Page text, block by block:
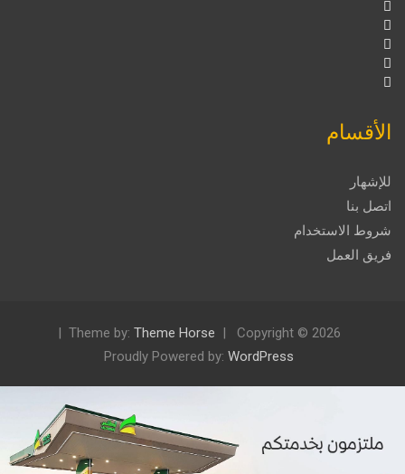
الأقسام
للإشهار
اتصل بنا
شروط الاستخدام
فريق العمل
Copyright © 2026
Theme by: Theme Horse
Proudly Powered by: WordPress